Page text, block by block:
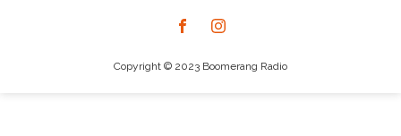
Copyright © 2023 Boomerang Radio